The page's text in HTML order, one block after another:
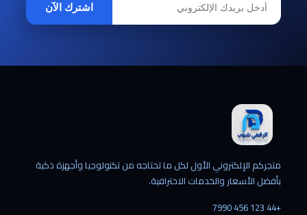
اشترك الآن
متجركم الإلكتروني الأول لكل ما تحتاجه من تكنولوجيا وأجهزة ذكية
بأفضل الأسعار والخدمات الاحترافية.
+44 123 456 7990